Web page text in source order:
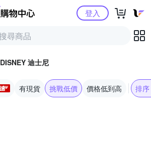
Yahoo購物中心登入
DISNEY 迪士尼
有現貨 挑戰低價 價格低到高 排序